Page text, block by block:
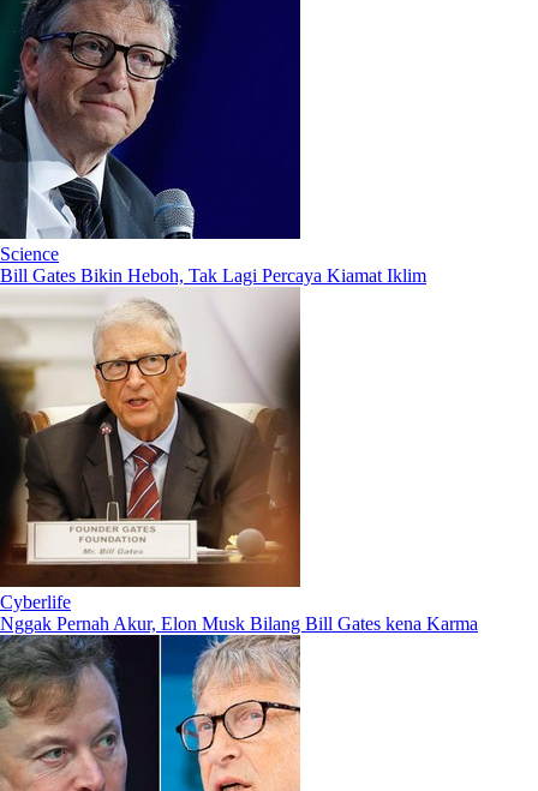
Science
Bill Gates Bikin Heboh, Tak Lagi Percaya Kiamat Iklim
Cyberlife
Nggak Pernah Akur, Elon Musk Bilang Bill Gates kena Karma